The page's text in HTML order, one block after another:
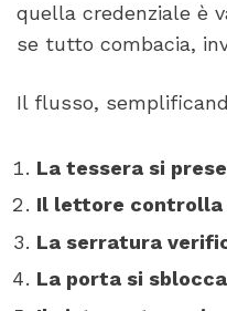
quella credenziale è
se tutto combacia,
Il flusso,
La tessera si
Il lettore controlla
La serratura
La porta si sblocca